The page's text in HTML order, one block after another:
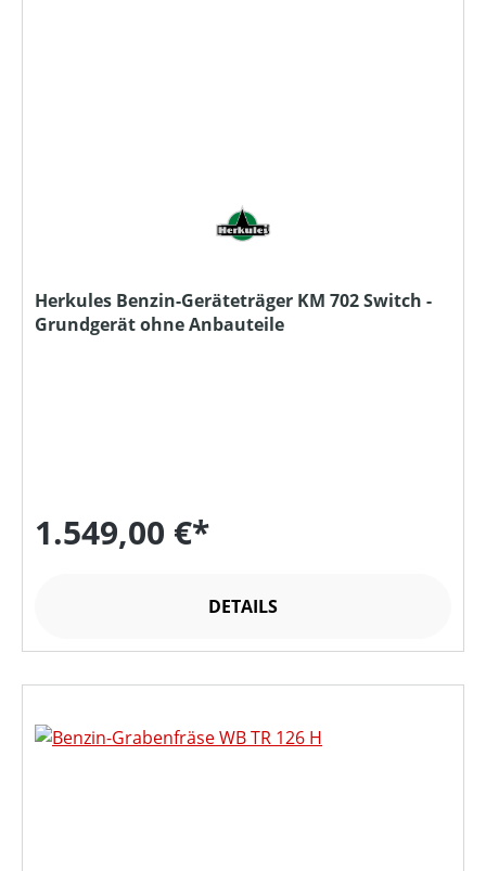
Herkules Benzin-Geräteträger KM 702 Switch -
Grundgerät ohne Anbauteile
1.549,00 €*
DETAILS